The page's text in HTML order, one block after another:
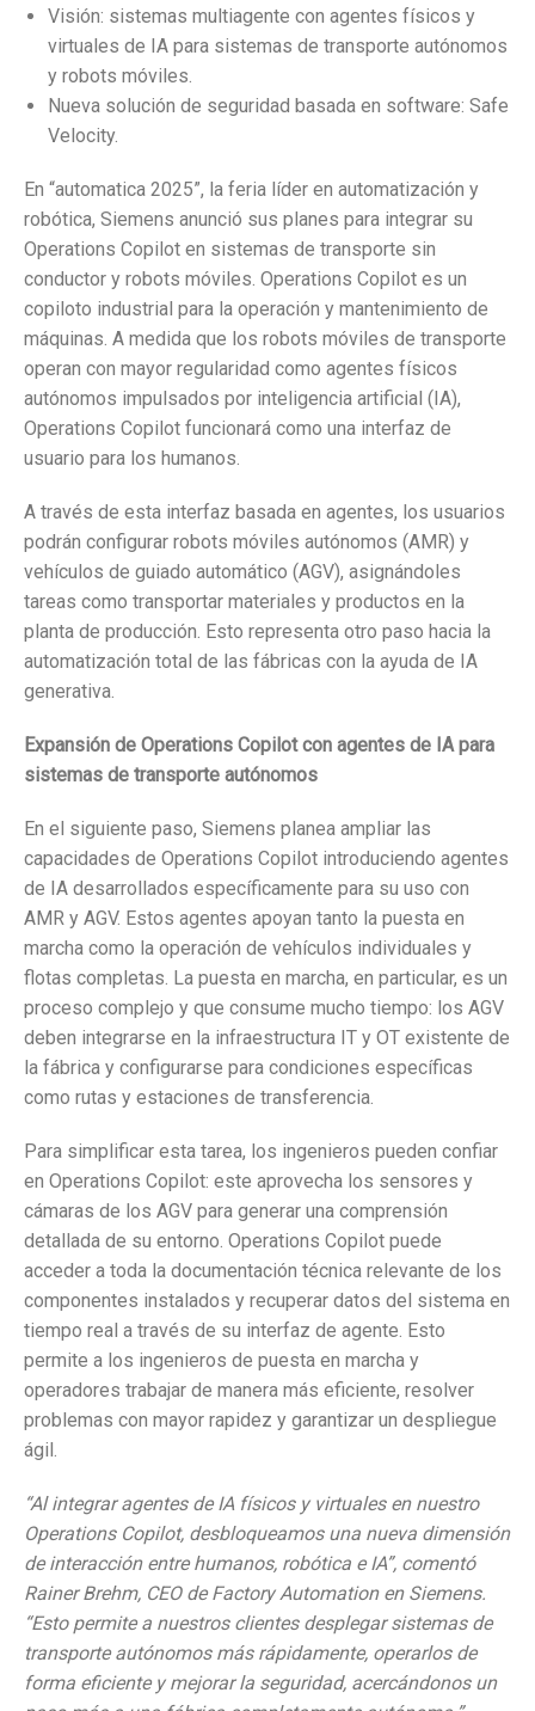
Visión: sistemas multiagente con agentes físicos y
virtuales de IA para sistemas de transporte autónomos
y robots móviles.
Nueva solución de seguridad basada en software: Safe
Velocity.
En “automatica 2025”, la feria líder en automatización y
robótica, Siemens anunció sus planes para integrar su
Operations Copilot en sistemas de transporte sin
conductor y robots móviles. Operations Copilot es un
copiloto industrial para la operación y mantenimiento de
máquinas. A medida que los robots móviles de transporte
operan con mayor regularidad como agentes físicos
autónomos impulsados por inteligencia artificial (IA),
Operations Copilot funcionará como una interfaz de
usuario para los humanos.
A través de esta interfaz basada en agentes, los usuarios
podrán configurar robots móviles autónomos (AMR) y
vehículos de guiado automático (AGV), asignándoles
tareas como transportar materiales y productos en la
planta de producción. Esto representa otro paso hacia la
automatización total de las fábricas con la ayuda de IA
generativa.
Expansión de Operations Copilot con agentes de IA para
sistemas de transporte autónomos
En el siguiente paso, Siemens planea ampliar las
capacidades de Operations Copilot introduciendo agentes
de IA desarrollados específicamente para su uso con
AMR y AGV. Estos agentes apoyan tanto la puesta en
marcha como la operación de vehículos individuales y
flotas completas. La puesta en marcha, en particular, es un
proceso complejo y que consume mucho tiempo: los AGV
deben integrarse en la infraestructura IT y OT existente de
la fábrica y configurarse para condiciones específicas
como rutas y estaciones de transferencia.
Para simplificar esta tarea, los ingenieros pueden confiar
en Operations Copilot: este aprovecha los sensores y
cámaras de los AGV para generar una comprensión
detallada de su entorno. Operations Copilot puede
acceder a toda la documentación técnica relevante de los
componentes instalados y recuperar datos del sistema en
tiempo real a través de su interfaz de agente. Esto
permite a los ingenieros de puesta en marcha y
operadores trabajar de manera más eficiente, resolver
problemas con mayor rapidez y garantizar un despliegue
ágil.
“Al integrar agentes de IA físicos y virtuales en nuestro
Operations Copilot, desbloqueamos una nueva dimensión
de interacción entre humanos, robótica e IA”, comentó
Rainer Brehm, CEO de Factory Automation en Siemens.
“Esto permite a nuestros clientes desplegar sistemas de
transporte autónomos más rápidamente, operarlos de
forma eficiente y mejorar la seguridad, acercándonos un